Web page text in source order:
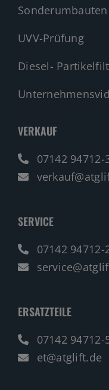
Sonderumbauten
UVV-Prüfung
Diesel-
VERKAUF
07142 94712-
SERVICE
07142 94712-
ERSATZTEILE
07142 94712-
et@atglift.de